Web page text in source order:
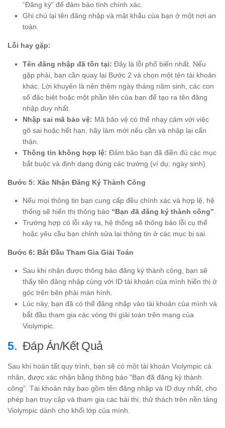
“Đăng ký” để đảm bảo tính chính xác.
Ghi chú lại tên đăng nhập và mật khẩu của bạn ở một nơi an
toàn.
Lỗi hay gặp:
Tên đăng nhập đã tồn tại: Đây là lỗi phổ biến nhất. Nếu
gặp phải, bạn cần quay lại Bước 2 và chọn một tên tài khoản
khác. Lời khuyên là nên thêm ngày tháng năm sinh, các con
số đặc biệt hoặc một phần tên của bạn để tạo ra tên đăng
nhập duy nhất.
Nhập sai mã bảo vệ: Mã bảo vệ có thể nhạy cảm với việc
gõ sai hoặc hết hạn, hãy làm mới nếu cần và nhập lại cẩn
thận.
Thông tin không hợp lệ: Đảm bảo bạn đã điền đủ các mục
bắt buộc và định dạng đúng các trường (ví dụ: ngày sinh).
Bước 5: Xác Nhận Đăng Ký Thành Công
Nếu mọi thông tin bạn cung cấp đều chính xác và hợp lệ, hệ
thống sẽ hiển thị thông báo “Bạn đã đăng ký thành công”
Trường hợp có lỗi xảy ra, hệ thống sẽ thông báo lỗi cụ thể
hoặc yêu cầu bạn chỉnh sửa lại thông tin ở các mục bị sai.
Bước 6: Bắt Đầu Tham Gia Giải Toán
Sau khi nhận được thông báo đăng ký thành công, bạn sẽ
thấy tên đăng nhập cùng với ID tài khoản của mình hiển thị ở
góc trên bên phải màn hình.
Lúc này, bạn đã có thể đăng nhập vào tài khoản của mình và
bắt đầu tham gia các vòng thi giải toán trên mạng của
Violympic.
Đáp Án/Kết Quả
Sau khi hoàn tất quy trình, bạn sẽ có một tài khoản Violympic cá
nhân, được xác nhận bằng thông báo “Bạn đã đăng ký thành
công”. Tài khoản này bao gồm tên đăng nhập và ID duy nhất, cho
phép bạn truy cập và tham gia các bài thi, thử thách trên nền tảng
Violympic dành cho khối lớp của mình.